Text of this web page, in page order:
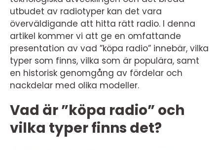
utbudet av radiotyper kan det vara
överväldigande att hitta rätt radio. I denna
artikel kommer vi att ge en omfattande
presentation av vad ”köpa radio” innebär, vilka
typer som finns, vilka som är populära, samt
en historisk genomgång av fördelar och
nackdelar med olika modeller.
Vad är ”köpa radio” och
vilka typer finns det?